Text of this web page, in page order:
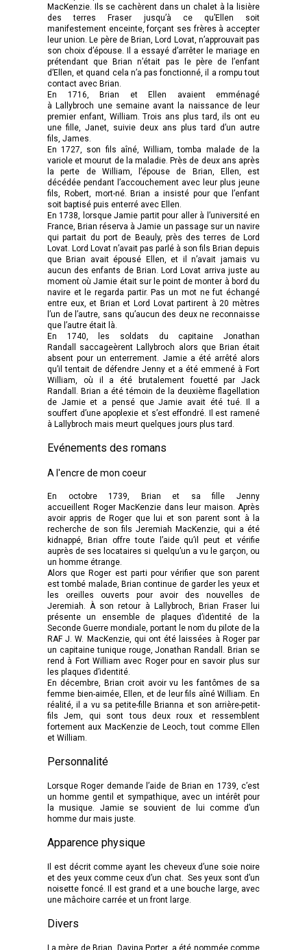
MacKenzie. Ils se cachèrent dans un chalet à la lisière
des terres Fraser jusqu’à ce qu’Ellen soit
manifestement enceinte, forçant ses frères à accepter
leur union. Le père de Brian, Lord Lovat, n’approuvait pas
son choix d’épouse. Il a essayé d’arrêter le mariage en
prétendant que Brian n’était pas le père de l’enfant
d’Ellen, et quand cela n’a pas fonctionné, il a rompu tout
contact avec Brian.
En 1716, Brian et Ellen avaient emménagé
à Lallybroch une semaine avant la naissance de leur
premier enfant, William. Trois ans plus tard, ils ont eu
une fille, Janet, suivie deux ans plus tard d’un autre
fils, James.
En 1727, son fils aîné, William, tomba malade de la
variole et mourut de la maladie. Près de deux ans après
la perte de William, l’épouse de Brian, Ellen, est
décédée pendant l’accouchement avec leur plus jeune
fils, Robert, mort-né. Brian a insisté pour que l’enfant
soit baptisé puis enterré avec Ellen.
En 1738, lorsque Jamie partit pour aller à l’université en
France, Brian réserva à Jamie un passage sur un navire
qui partait du port de Beauly, près des terres de Lord
Lovat. Lord Lovat n’avait pas parlé à son fils Brian depuis
que Brian avait épousé Ellen, et il n’avait jamais vu
aucun des enfants de Brian. Lord Lovat arriva juste au
moment où Jamie était sur le point de monter à bord du
navire et le regarda partir. Pas un mot ne fut échangé
entre eux, et Brian et Lord Lovat partirent à 20 mètres
l’un de l’autre, sans qu’aucun des deux ne reconnaisse
que l’autre était là.
En 1740, les soldats du capitaine Jonathan
Randall saccageèrent Lallybroch alors que Brian était
absent pour un enterrement. Jamie a été arrêté alors
qu’il tentait de défendre Jenny et a été emmené à Fort
William, où il a été brutalement fouetté par Jack
Randall. Brian a été témoin de la deuxième flagellation
de Jamie et a pensé que Jamie avait été tué. Il a
souffert d’une apoplexie et s’est effondré. Il est ramené
à Lallybroch mais meurt quelques jours plus tard.
Evénements des romans
A l'encre de mon coeur
En octobre 1739, Brian et sa fille Jenny
accueillent Roger MacKenzie dans leur maison. Après
avoir appris de Roger que lui et son parent sont à la
recherche de son fils Jeremiah MacKenzie, qui a été
kidnappé, Brian offre toute l’aide qu’il peut et vérifie
auprès de ses locataires si quelqu’un a vu le garçon, ou
un homme étrange.
Alors que Roger est parti pour vérifier que son parent
est tombé malade, Brian continue de garder les yeux et
les oreilles ouverts pour avoir des nouvelles de
Jeremiah. À son retour à Lallybroch, Brian Fraser lui
présente un ensemble de plaques d’identité de la
Seconde Guerre mondiale, portant le nom du pilote de la
RAF J. W. MacKenzie, qui ont été laissées à Roger par
un capitaine tunique rouge, Jonathan Randall. Brian se
rend à Fort William avec Roger pour en savoir plus sur
les plaques d’identité.
En décembre, Brian croit avoir vu les fantômes de sa
femme bien-aimée, Ellen, et de leur fils aîné William. En
réalité, il a vu sa petite-fille Brianna et son arrière-petit-
fils Jem, qui sont tous deux roux et ressemblent
fortement aux MacKenzie de Leoch, tout comme Ellen
et William.
Personnalité
Lorsque Roger demande l’aide de Brian en 1739, c’est
un homme gentil et sympathique, avec un intérêt pour
la musique. Jamie se souvient de lui comme d’un
homme dur mais juste.
Apparence physique
Il est décrit comme ayant les cheveux d’une soie noire
et des yeux comme ceux d’un chat. Ses yeux sont d’un
noisette foncé. Il est grand et a une bouche large, avec
une mâchoire carrée et un front large.
Divers
La mère de Brian, Davina Porter, a été nommée comme